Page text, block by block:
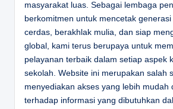
masyarakat luas. Sebagai lembaga
berkomitmen untuk mencetak
cerdas, berakhlak mulia, dan siap
global, kami terus berupaya untuk
pelayanan terbaik dalam setiap aspek
sekolah. Website ini merupakan salah
menyediakan akses yang lebih mudah
terhadap informasi yang dibutuhkan